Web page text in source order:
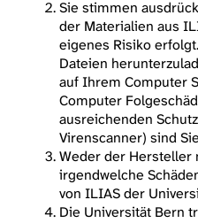
Sie stimmen
der Materialien aus
eigenes Risiko
Dateien
auf Ihrem Computer
Computer
ausreichenden
Virenscanner) sind
Weder der Hersteller
irgendwelche
von ILIAS der
Die Universität Bern